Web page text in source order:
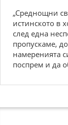
„Среднощни
истинското в
след една
пропускаме,
намеренията
поспрем и да